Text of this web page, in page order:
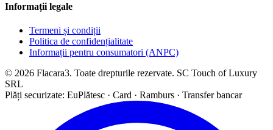
Informații legale
Termeni și condiții
Politica de confidențialitate
Informații pentru consumatori (ANPC)
© 2026 Flacara3. Toate drepturile rezervate. SC Touch of Luxury
SRL
Plăți securizate: EuPlătesc · Card · Ramburs · Transfer bancar